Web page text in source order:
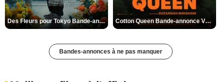
Des Fleurs pour Tokyo Bande-annonce VO STFR Cotton Queen Bande-annonce VO STFR
Bandes-annonces à ne pas manquer